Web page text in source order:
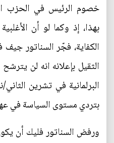
خصوم الرئيس في الحزب
بهذا، إذ وكما لو أن
الكفاية، فجّر السناتور
الثقيل بإعلانه انه لن
بتردي مستوى السياسة في
ورفض السناتور فليك أن